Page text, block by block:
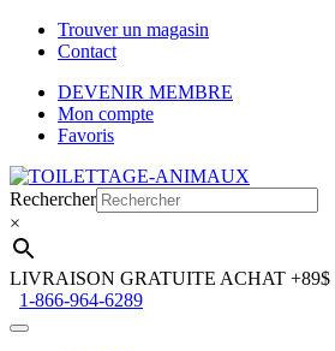
Trouver un magasin
Contact
DEVENIR MEMBRE
Mon compte
Favoris
Aller
à
la
navigation
Aller
au
contenu
Rechercher
×
LIVRAISON GRATUITE ACHAT +89$
1-866-964-6289